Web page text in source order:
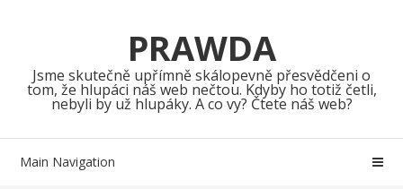
PRAWDA
Jsme skutečně upřímně skálopevně přesvědčeni o
tom, že hlupáci náš web nečtou. Kdyby ho totiž četli,
nebyli by už hlupáky. A co vy? Čtete náš web?
Main Navigation